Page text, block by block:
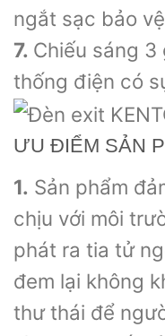
ngắt sạc bảo
7. Chiếu sáng 3
thống điện có
ƯU ĐIỂM SẢN
1. Sản phẩm
chịu với môi
phát ra tia tử
đem lại không
thư thái để